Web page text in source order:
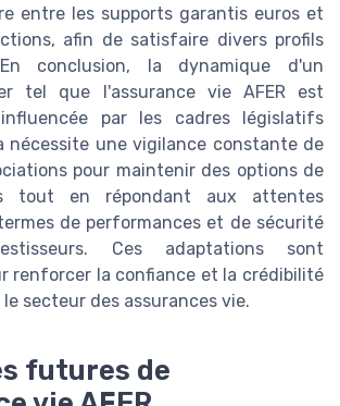
entre les supports garantis euros et
afin de satisfaire divers profils
En conclusion, la dynamique d'un
tel que l'assurance vie AFER est
par les cadres législatifs
nécessite une vigilance constante de
pour maintenir des options de
tout en répondant aux attentes
de performances et de sécurité
Ces adaptations sont
renforcer la confiance et la crédibilité
secteur des assurances vie.
futures de